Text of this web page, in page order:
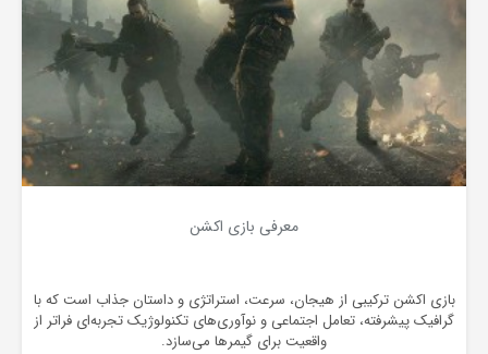
معرفی بازی اکشن
بازی اکشن ترکیبی از هیجان، سرعت، استراتژی و داستان جذاب است که با
گرافیک پیشرفته، تعامل اجتماعی و نوآوری‌های تکنولوژیک تجربه‌ای فراتر از
واقعیت برای گیمرها می‌سازد.